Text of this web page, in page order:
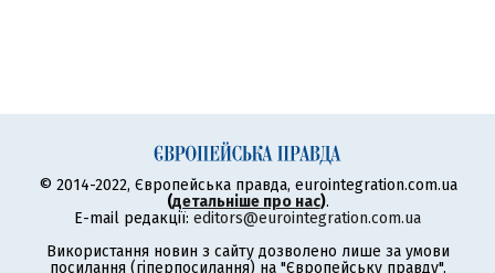
© 2014-2022, Європейська правда, eurointegration.com.ua
(детальніше про нас).
E-mail редакції: editors@eurointegration.com.ua
Використання новин з сайту дозволено лише за умови
посилання (гіперпосилання) на "Європейську правду",